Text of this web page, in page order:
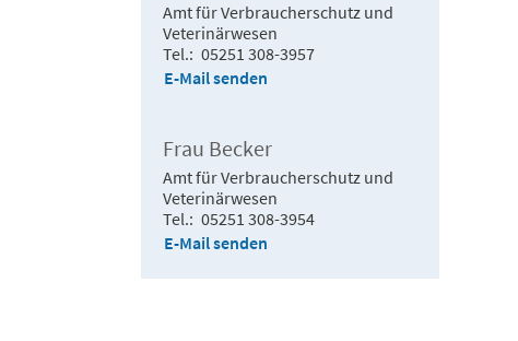
Amt für Verbraucherschutz und
Veterinärwesen
Tel. 05251 308-3957
E-Mail senden
Frau Becker
Amt für Verbraucherschutz und
Veterinärwesen
Tel. 05251 308-3954
E-Mail senden